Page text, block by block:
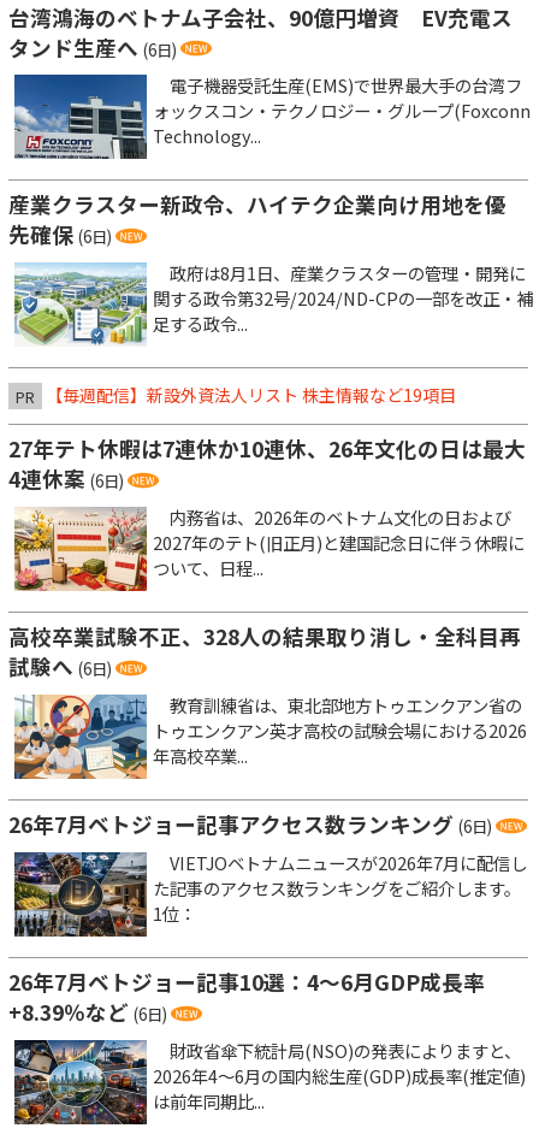
台湾鴻海のベトナム子会社、90億円増資 EV充電ス
タンド生産へ (6日)
電子機器受託生産(EMS)で世界最大手の台湾フ
ォックスコン・テクノロジー・グループ(Foxconn
Technology...
産業クラスター新政令、ハイテク企業向け用地を優
先確保 (6日)
政府は8月1日、産業クラスターの管理・開発に
関する政令第32号/2024/ND-CPの一部を改正・補
足する政令...
PR 【毎週配信】新設外資法人リスト 株主情報など19項目
27年テト休暇は7連休か10連休、26年文化の日は最大
4連休案 (6日)
内務省は、2026年のベトナム文化の日および
2027年のテト(旧正月)と建国記念日に伴う休暇に
ついて、日程...
高校卒業試験不正、328人の結果取り消し・全科目再
試験へ (6日)
教育訓練省は、東北部地方トゥエンクアン省の
トゥエンクアン英才高校の試験会場における2026
年高校卒業...
26年7月ベトジョー記事アクセス数ランキング (6日)
VIETJOベトナムニュースが2026年7月に配信し
た記事のアクセス数ランキングをご紹介します。
1位：
26年7月ベトジョー記事10選：4～6月GDP成長率
+8.39％など (6日)
財政省傘下統計局(NSO)の発表によりますと、
2026年4～6月の国内総生産(GDP)成長率(推定値)
は前年同期比...